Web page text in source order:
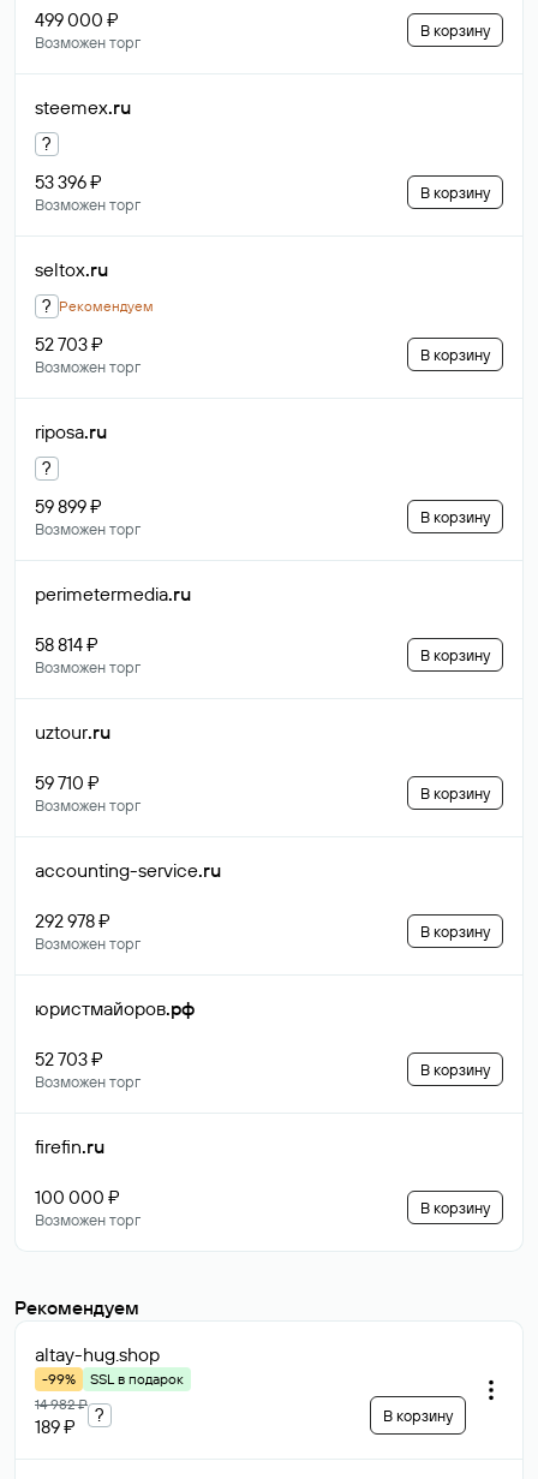
499 000 ₽
Возможен торг
В корзину
steemex.ru
?
53 396 ₽
Возможен торг
В корзину
seltox.ru
? Рекомендуем
52 703 ₽
Возможен торг
В корзину
riposa.ru
?
59 899 ₽
Возможен торг
В корзину
perimetermedia.ru
58 814 ₽
Возможен торг
В корзину
uztour.ru
59 710 ₽
Возможен торг
В корзину
accounting-service.ru
292 978 ₽
Возможен торг
В корзину
юристмайоров.рф
52 703 ₽
Возможен торг
В корзину
firefin.ru
100 000 ₽
Возможен торг
В корзину
Рекомендуем
altay-hug.shop
-99%
SSL в подарок
14 982 ₽
189 ₽
? В корзину